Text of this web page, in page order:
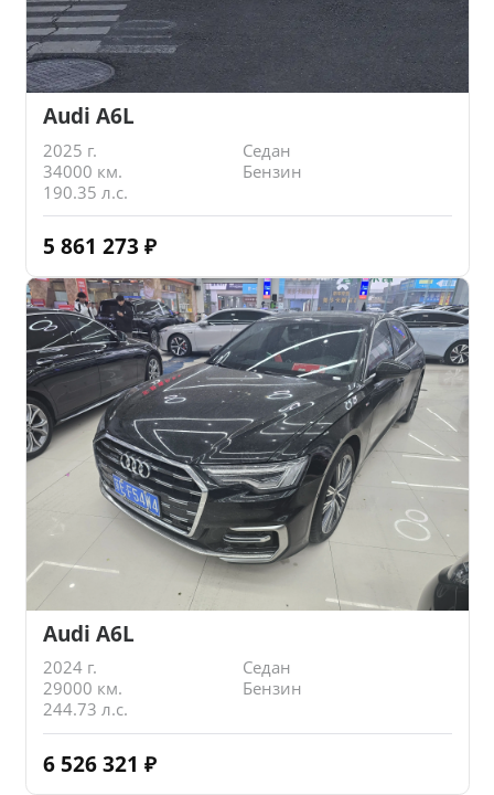
Audi A6L
2025 г.
Седан
34000 км.
Бензин
190.35 л.с.
5 861 273 ₽
Audi A6L
2024 г.
Седан
29000 км.
Бензин
244.73 л.с.
6 526 321 ₽